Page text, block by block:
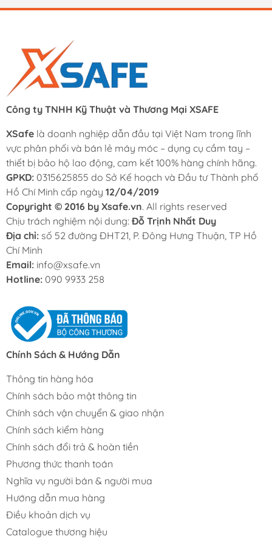
Công ty TNHH Kỹ Thuật và Thương Mại XSAFE
XSafe là doanh nghiệp dẫn đầu tại Việt Nam trong lĩnh
vực phân phối và bán lẻ máy móc – dụng cụ cầm tay –
thiết bị bảo hộ lao động, cam kết 100% hàng chính hãng.
GPKD: 0315625855 do Sở Kế hoạch và Đầu tư Thành phố
Hồ Chí Minh cấp ngày 12/04/2019
Copyright © 2016 by Xsafe.vn. All rights reserved
Chịu trách nghiệm nội dung: Đỗ Trịnh Nhất Duy
Địa chỉ: số 52 đường ĐHT21, P. Đông Hưng Thuận, TP Hồ
Chí Minh
Email: info@xsafe.vn
Hotline: 090 9933 258
Chính Sách & Hướng Dẫn
Thông tin hàng hóa
Chính sách bảo mật thông tin
Chính sách vận chuyển & giao nhận
Chính sách kiểm hàng
Chính sách đổi trả & hoàn tiền
Phương thức thanh toán
Nghĩa vụ người bán & người mua
Hướng dẫn mua hàng
Điều khoản dịch vụ
Catalogue thương hiệu